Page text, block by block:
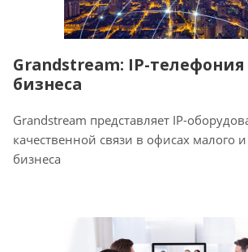
Grandstream: IP-телефония
бизнеса
Grandstream представляет IP-
качественной связи в офисах малого
бизнеса